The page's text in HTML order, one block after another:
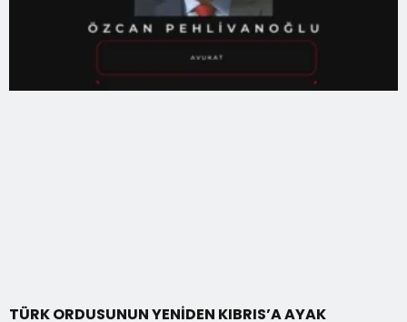
TÜRK ORDUSUNUN YENİDEN KIBRIS’A AYAK